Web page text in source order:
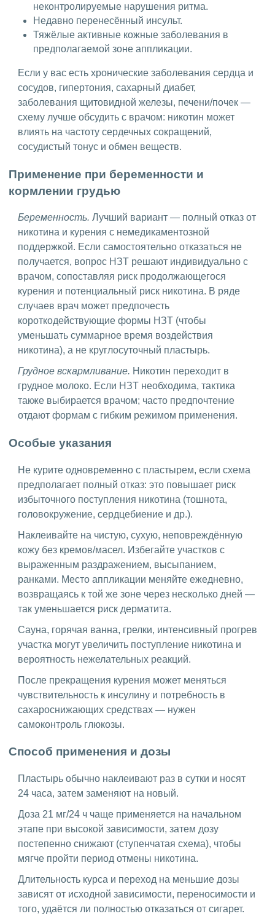
неконтролируемые нарушения ритма.
Недавно перенесённый инсульт.
Тяжёлые активные кожные заболевания в
предполагаемой зоне аппликации.
Если у вас есть хронические заболевания сердца и
сосудов, гипертония, сахарный диабет,
заболевания щитовидной железы, печени/почек —
схему лучше обсудить с врачом: никотин может
влиять на частоту сердечных сокращений,
сосудистый тонус и обмен веществ.
Применение при беременности и
кормлении грудью
Беременность. Лучший вариант — полный отказ от
никотина и курения с немедикаментозной
поддержкой. Если самостоятельно отказаться не
получается, вопрос НЗТ решают индивидуально с
врачом, сопоставляя риск продолжающегося
курения и потенциальный риск никотина. В ряде
случаев врач может предпочесть
короткодействующие формы НЗТ (чтобы
уменьшать суммарное время воздействия
никотина), а не круглосуточный пластырь.
Грудное вскармливание. Никотин переходит в
грудное молоко. Если НЗТ необходима, тактика
также выбирается врачом; часто предпочтение
отдают формам с гибким режимом применения.
Особые указания
Не курите одновременно с пластырем, если схема
предполагает полный отказ: это повышает риск
избыточного поступления никотина (тошнота,
головокружение, сердцебиение и др.).
Наклеивайте на чистую, сухую, неповреждённую
кожу без кремов/масел. Избегайте участков с
выраженным раздражением, высыпанием,
ранками. Место аппликации меняйте ежедневно,
возвращаясь к той же зоне через несколько дней —
так уменьшается риск дерматита.
Сауна, горячая ванна, грелки, интенсивный прогрев
участка могут увеличить поступление никотина и
вероятность нежелательных реакций.
После прекращения курения может меняться
чувствительность к инсулину и потребность в
сахароснижающих средствах — нужен
самоконтроль глюкозы.
Способ применения и дозы
Пластырь обычно наклеивают раз в сутки и носят
24 часа, затем заменяют на новый.
Доза 21 мг/24 ч чаще применяется на начальном
этапе при высокой зависимости, затем дозу
постепенно снижают (ступенчатая схема), чтобы
мягче пройти период отмены никотина.
Длительность курса и переход на меньшие дозы
зависят от исходной зависимости, переносимости и
того, удаётся ли полностью отказаться от сигарет.